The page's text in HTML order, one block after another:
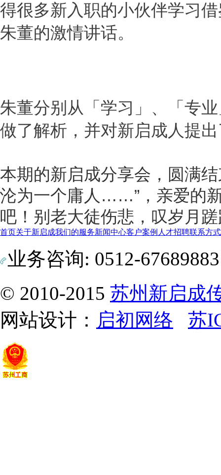
得很多新入职的小伙伴学习
朱董的激情讲话。
朱董分别从「学习」、「专
做了解析，并对新启成人提
本期的新启成分享会，圆满
沦为一个庸人……”， 亲爱的
吧！ 别老大徒伤悲，叹岁月
首页关于新启成我们的服务新闻中心客户案例 人才招聘联系方式
业务咨询: 0512-
© 2010-2015 苏州新启成
网站设计： 启初网络 苏